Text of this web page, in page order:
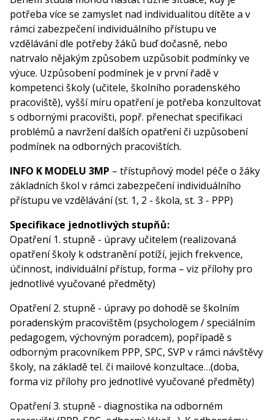
potřeba více se zamyslet nad individualitou dítěte a v
rámci zabezpečení individuálního přístupu ve
vzdělávání dle potřeby žáků buď dočasně, nebo
natrvalo nějakým způsobem uzpůsobit podmínky ve
výuce. Uzpůsobení podmínek je v první řadě v
kompetenci školy (učitele, školního poradenského
pracoviště), vyšší míru opatření je potřeba konzultovat
s odbornými pracovišti, popř. přenechat specifikaci
problémů a navržení dalších opatření či uzpůsobení
podmínek na odborných pracovištích.
INFO K MODELU 3MP – třístupňový model péče o žáky
základních škol v rámci zabezpečení individuálního
přístupu ve vzdělávání (st. 1, 2 - škola, st. 3 - PPP)
Specifikace jednotlivých stupňů:
Opatření 1. stupně - úpravy učitelem (realizovaná
opatření školy k odstranění potíží, jejich frekvence,
účinnost, individuální přístup, forma – viz přílohy pro
jednotlivé vyučované předměty)
Opatření 2. stupně - úpravy po dohodě se školním
poradenským pracovištěm (psychologem / speciálním
pedagogem, výchovným poradcem), popřípadě s
odborným pracovníkem PPP, SPC, SVP v rámci návštěvy
školy, na základě tel. či mailové konzultace…(doba,
forma viz přílohy pro jednotlivé vyučované předměty)
Opatření 3. stupně - diagnostika na odborném